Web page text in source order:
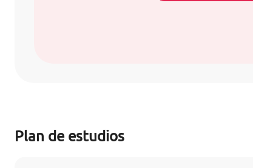
Plan de estudios